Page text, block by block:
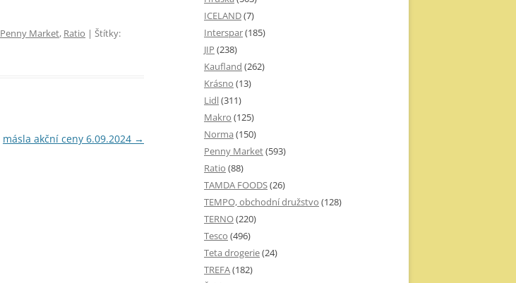
Penny Market, Ratio | Štítky:
másla akční ceny 6.09.2024 →
ICELAND(7)
Interspar(185)
JIP (238)
Kaufland (262)
Krásno (13)
Lidl(311)
Makro (125)
Norma (150)
Penny Market(593)
Ratio (88)
TAMDA FOODS(26)
TEMPO, obchodní družstvo (128)
TERNO(220)
Tesco (496)
Teta drogerie(24)
TREFA(182)